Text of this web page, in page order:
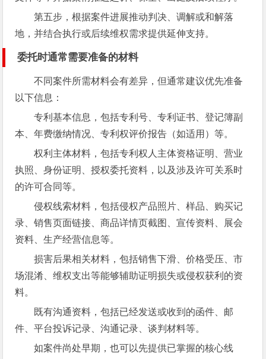
第五步，根据案件进展推动判决、调解或和解落
地，并结合执行或后续维权需求提供延伸支持。
委托时通常需要准备的材料
不同案件所需材料会有差异，但通常建议优先准备
以下信息：
专利基本信息，包括专利号、专利证书、登记簿副
本、年费缴纳情况、专利权评价报告（如适用）等。
权利主体材料，包括专利权人主体资格证明、营业
执照、身份证明、授权委托资料，以及涉及许可关系时
的许可合同等。
侵权线索材料，包括侵权产品照片、样品、购买记
录、销售页面链接、商品详情页截图、宣传资料、展会
资料、生产经营信息等。
损害后果相关材料，包括销售下滑、价格受压、市
场混淆、维权支出等能够辅助证明损失或侵权获利的资
料。
既有沟通资料，包括已经发送或收到的函件、邮
件、平台投诉记录、沟通记录、谈判材料等。
如案件尚处早期，也可以先提供已掌握的核心线